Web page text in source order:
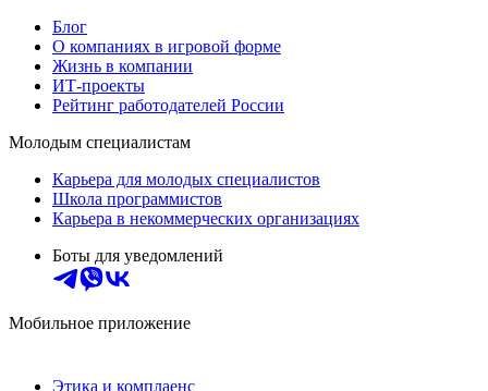
Блог
О компаниях в игровой форме
Жизнь в компании
ИТ-проекты
Рейтинг работодателей России
Молодым специалистам
Карьера для молодых специалистов
Школа программистов
Карьера в некоммерческих организациях
Боты для уведомлений
Мобильное приложение
Этика и комплаенс